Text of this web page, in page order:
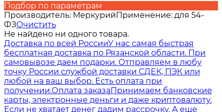
Подбор по параметрам
Производитель: МеркурийПрименение: для 54-
ФЗОчистить
Не найдено ни одного товара.
Доставка по всей РоссииУ нас самая быстрая
бесплатная доставка по Рязанской области. При
самовывозе даем подарки. Отправляем в любу
точку России службой доставки СДЕК, ПЭК или
любой на ваш выбор. Есть оплата при
получении.Оплата заказаПринимаем банковские
карты, электронные деньги и даже криптовалюту.
Если не хватает денег дадим рассрочку. А еще